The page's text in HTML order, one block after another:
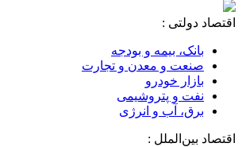
اقتصاد دولتی :
بانک، بیمه و بودجه
صنعت و معدن و تجارت
بازار خودرو
نفت و پتروشیمی
برق، آب و انرژی
اقتصاد بین‌الملل :